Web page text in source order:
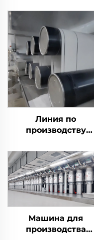
Линия по
производству
Es bio component
Машина для
производства